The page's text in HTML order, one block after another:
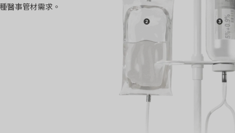
醫事管材需求。